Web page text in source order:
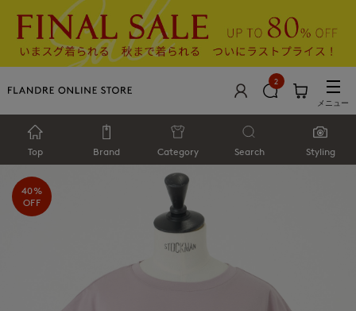
2
メニュー
Top Brand Category Search Styling
40%
OFF